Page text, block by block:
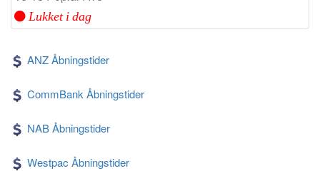
Lukket i dag
ANZ Åbningstider
CommBank Åbningstider
NAB Åbningstider
Westpac Åbningstider